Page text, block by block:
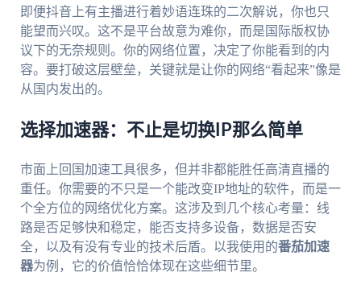
即便抖音上有主播进行着妙语连珠的二次解说，你也只
能望而兴叹。这不是平台故意为难你，而是国际版权协
议下的无奈规则。你的网络位置，决定了你能看到的内
容。要打破这层壁垒，关键就是让你的网络“看起来”像是
从国内发出的。
选择加速器：不止是切换IP那么简单
市面上回国加速工具很多，但并非都能胜任高清直播的
重任。你需要的不只是一个能改变IP地址的软件，而是一
个全方位的网络优化方案。这涉及到几个核心考量：线
路是否足够快和稳定，能否支持多设备，数据是否安
全，以及有没有专业的技术后盾。以我使用的番茄加速
器为例，它的价值恰恰体现在这些细节里。